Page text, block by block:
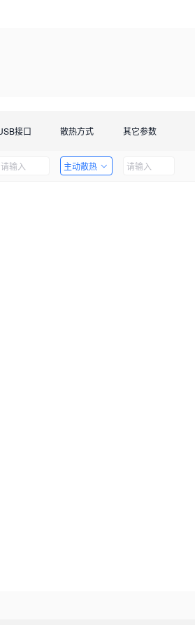
接口 散热方式 其它参数
主动散热